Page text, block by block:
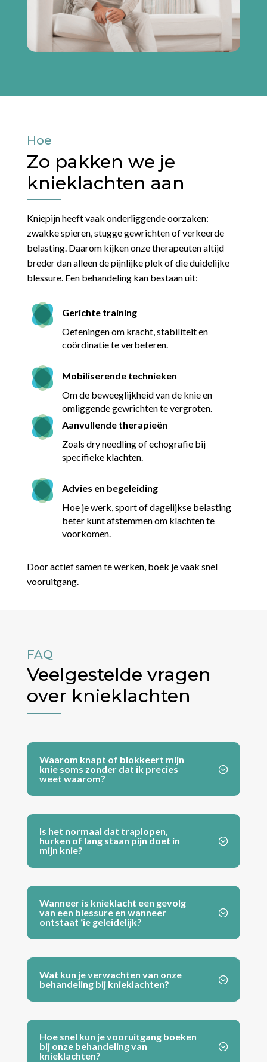
Hoe
Zo pakken we je
knieklachten aan
Kniepijn heeft vaak onderliggende oorzaken:
zwakke spieren, stugge gewrichten of verkeerde
belasting. Daarom kijken onze therapeuten altijd
breder dan alleen de pijnlijke plek of die duidelijke
blessure. Een behandeling kan bestaan uit:
Gerichte training
Oefeningen om kracht, stabiliteit en
coördinatie te verbeteren.
Mobiliserende technieken
Om de beweeglijkheid van de knie en
omliggende gewrichten te vergroten.
Aanvullende therapieën
Zoals dry needling of echografie bij
specifieke klachten.
Advies en begeleiding
Hoe je werk, sport of dagelijkse belasting
beter kunt afstemmen om klachten te
voorkomen.
Door actief samen te werken, boek je vaak snel
vooruitgang.
FAQ
Veelgestelde vragen
over knieklachten
Waarom knapt of blokkeert mijn
knie soms zonder dat ik precies
weet waarom?
Is het normaal dat traplopen,
hurken of lang staan pijn doet in
mijn knie?
Wanneer is knieklacht een gevolg
van een blessure en wanneer
ontstaat ‘ie geleidelijk?
Wat kun je verwachten van onze
behandeling bij knieklachten?
Hoe snel kun je vooruitgang boeken
bij onze behandeling van
knieklachten?